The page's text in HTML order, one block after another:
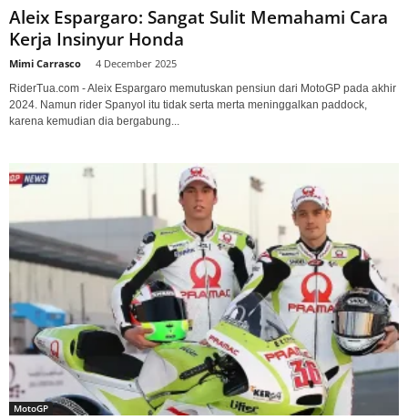
Aleix Espargaro: Sangat Sulit Memahami Cara
Kerja Insinyur Honda
Mimi Carrasco 4 December 2025
RiderTua.com - Aleix Espargaro memutuskan pensiun dari MotoGP pada akhir
2024. Namun rider Spanyol itu tidak serta merta meninggalkan paddock,
karena kemudian dia bergabung...
MotoGP